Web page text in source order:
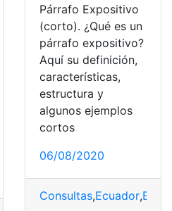
Párrafo Expositivo
(corto). ¿Qué es un
párrafo expositivo?
Aquí su definición,
características,
estructura y
algunos ejemplos
cortos
06/08/2020
Consultas,Ecuador,